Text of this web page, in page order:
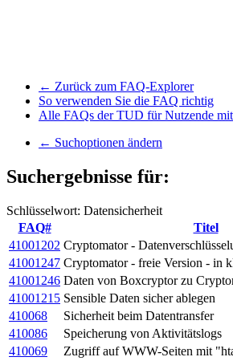
← Zurück zum FAQ-Explorer
So verwenden Sie die FAQ richtig
Alle FAQs der TUD für Nutzende
← Suchoptionen ändern
Suchergebnisse für:
Schlüsselwort: Datensicherheit
FAQ#
Titel
41001202 Cryptomator -
41001247 Cryptomator - freie Version - in
41001246 Daten von Boxcryptor zu
41001215 Sensible Daten sicher ablegen
410068
Sicherheit beim Datentransfer
410086
Speicherung von Aktivitätslogs
410069
Zugriff auf WWW-Seiten mit